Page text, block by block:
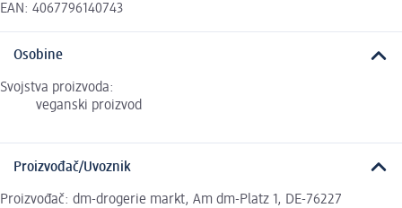
EAN: 4067796140743
Osobine
Svojstva proizvoda:
veganski proizvod
Proizvođač/Uvoznik
Proizvođač: dm-drogerie markt, Am dm-Platz 1, DE-76227